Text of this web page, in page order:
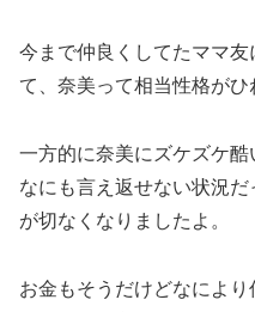
今まで仲良くしてたママ
て、奈美って相当性格がひ
一方的に奈美にズケズケ
なにも言え返せない状況
が切なくなりましたよ。
お金もそうだけどなにより